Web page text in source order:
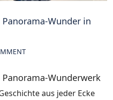
Wunder in
Wunderwerk
aus jeder Ecke